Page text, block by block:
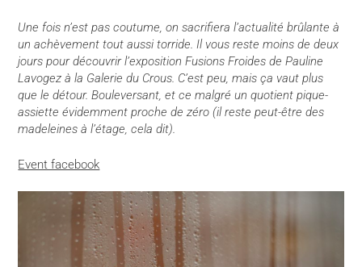
Une fois n’est pas coutume, on sacrifiera l’actualité brûlante à
un achèvement tout aussi torride. Il vous reste moins de deux
jours pour découvrir l’exposition Fusions Froides de Pauline
Lavogez à la Galerie du Crous. C’est peu, mais ça vaut plus
que le détour. Bouleversant, et ce malgré un quotient pique-
assiette évidemment proche de zéro (il reste peut-être des
madeleines à l’étage, cela dit).
Event facebook